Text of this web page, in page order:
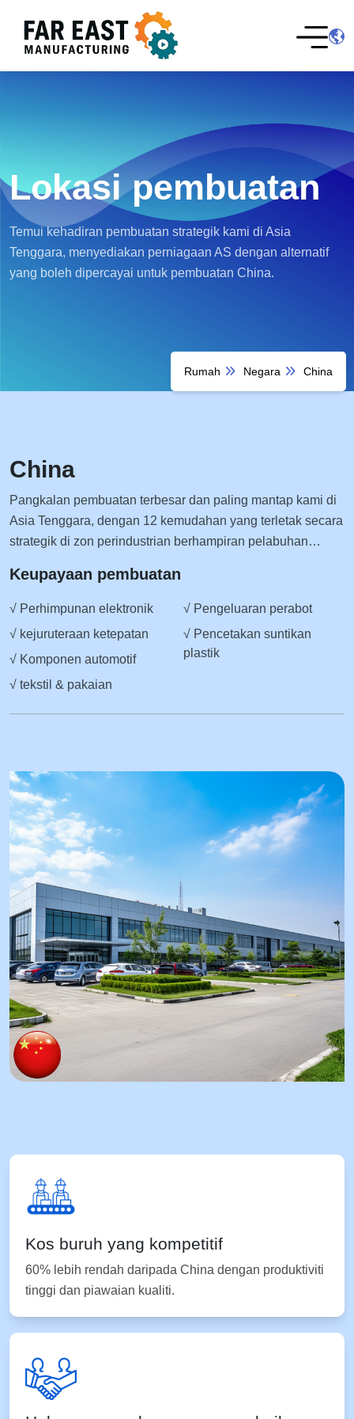
Lokasi pembuatan
Temui kehadiran pembuatan strategik kami di Asia
Tenggara, menyediakan perniagaan AS dengan alternatif
yang boleh dipercayai untuk pembuatan China.
Rumah Negara China
China
Pangkalan pembuatan terbesar dan paling mantap kami di
Asia Tenggara, dengan 12 kemudahan yang terletak secara
strategik di zon perindustrian berhampiran pelabuhan
Keupayaan pembuatan
√ Perhimpunan elektronik
√ kejuruteraan ketepatan
√ Komponen automotif
√ tekstil & pakaian
√ Pengeluaran perabot
√ Pencetakan suntikan
plastik
Kos buruh yang kompetitif
60% lebih rendah daripada China dengan produktiviti
tinggi dan piawaian kualiti.